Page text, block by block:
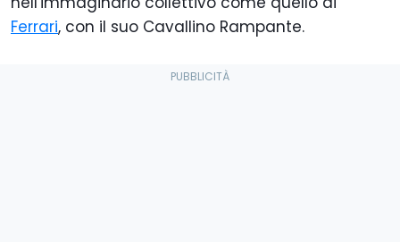
Ferrari, con il suo Cavallino Rampante.